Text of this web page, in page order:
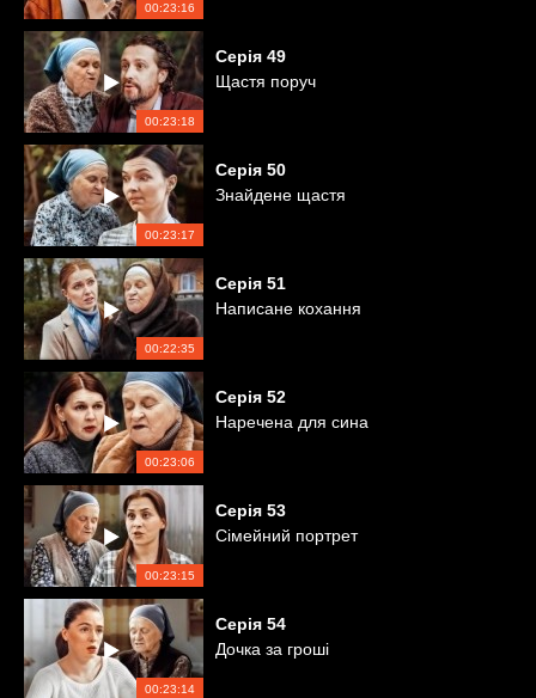
00:23:16
00:23:18
Серія 49
Щастя поруч
00:23:17
Серія 50
Знайдене щастя
00:22:35
Серія 51
Написане кохання
00:23:06
Серія 52
Наречена для сина
00:23:15
Серія 53
Сімейний портрет
00:23:14
Серія 54
Дочка за гроші